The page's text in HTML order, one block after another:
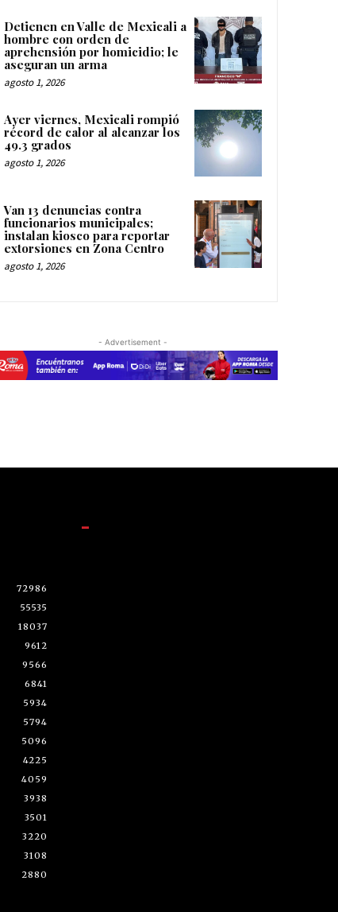
Detienen en Valle de Mexicali a
hombre con orden de
aprehensión por homicidio; le
aseguran un arma
agosto 1, 2026
Ayer viernes, Mexicali rompió
récord de calor al alcanzar los
49.3 grados
agosto 1, 2026
Van 13 denuncias contra
funcionarios municipales;
instalan kiosco para reportar
extorsiones en Zona Centro
agosto 1, 2026
- Advertisement -
72986
55535
18037
9612
9566
6841
5934
5794
5096
4225
4059
3938
3501
3220
3108
2880
-